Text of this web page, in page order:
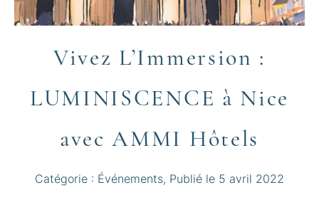
Vivez L’Immersion :
LUMINISCENCE à Nice
avec AMMI Hôtels
Catégorie : Événements, Publié le 5 avril 2022